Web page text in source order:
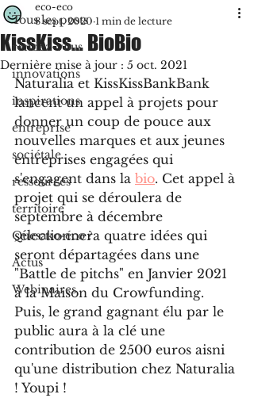
Tous les posts
rendez-vous
innovations
inspirations
entreprise
sociétale
ressources
territoire
Quesako-éco ?
Actus
Webinaires
KissKiss... BioBio
eco-eco
8 sept. 2020 1 min de lecture
Dernière mise à jour : 5 oct. 2021
Naturalia et KissKissBankBank
lancent un appel à projets pour
donner un coup de pouce aux
nouvelles marques et aux jeunes
entreprises engagées qui
s'engagent dans la bio. Cet appel à
projet qui se déroulera de
septembre à décembre
sélectionnera quatre idées qui
seront départagées dans une
"Battle de pitchs" en Janvier 2021
à la Maison du Crowfunding.
Puis, le grand gagnant élu par le
public aura à la clé une
contribution de 2500 euros aisni
qu'une distribution chez Naturalia
! Youpi !